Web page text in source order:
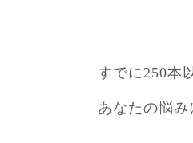
すでに250本
あなたの悩み